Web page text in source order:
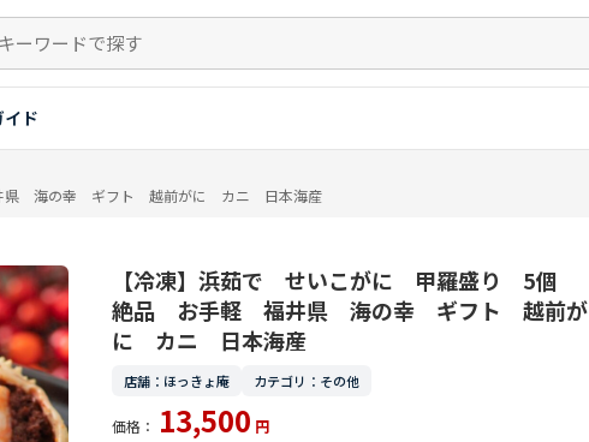
イド
県 海の幸 ギフト 越前がに カニ 日本海産
【冷凍】浜茹で せいこがに 甲羅盛り 5個
絶品 お手軽 福井県 海の幸 ギフト 越前が
に カニ 日本海産
店舗：ほっきょ庵 カテゴリ：その他
価格： 13,500 円